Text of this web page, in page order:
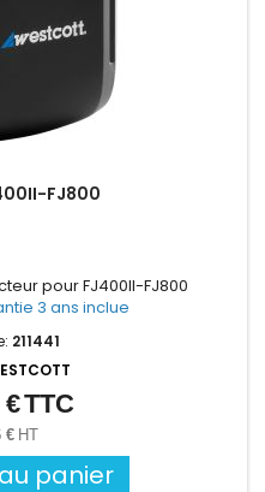
FJ800
pour FJ400II-FJ800
3 ans inclue
211441
€TTC
€ HT
panier